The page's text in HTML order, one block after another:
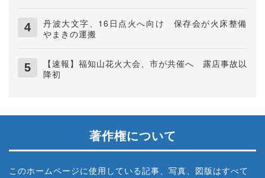
丹波大文字、16日点火へ向け 保存会が火床整備
やまきの運搬
【速報】福知山花火大会、市が共催へ 露店事故以
降初
著作権について
このホームページに使用している記事、写真、図版はすべて